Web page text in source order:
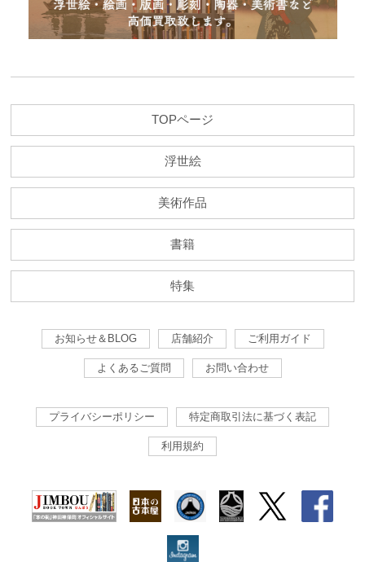
TOPページ
浮世絵
美術作品
書籍
特集
お知らせ＆BLOG 店舗紹介 ご利用ガイド
よくあるご質問 お問い合わせ
プライバシーポリシー 特定商取引法に基づく表記
利用規約